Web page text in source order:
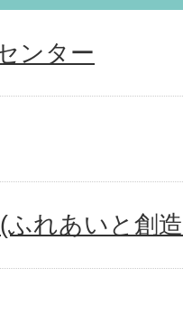
ンター
れあいと創